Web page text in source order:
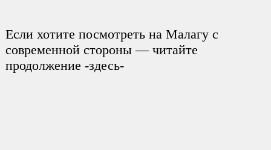
Если хотите посмотреть на Малагу с
современной стороны — читайте
продолжение -здесь-